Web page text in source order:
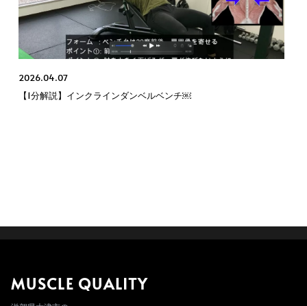
2026.04.07
【1分解説】インクラインダンベルベンチ￼
MUSCLE QUALITY